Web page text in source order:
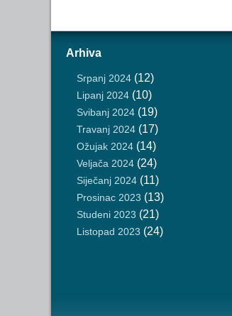
Arhiva
Srpanj 2024 (12)
Lipanj 2024 (10)
Svibanj 2024 (19)
Travanj 2024 (17)
Ožujak 2024 (14)
Veljača 2024 (24)
Siječanj 2024 (11)
Prosinac 2023 (13)
Studeni 2023 (21)
Listopad 2023 (24)